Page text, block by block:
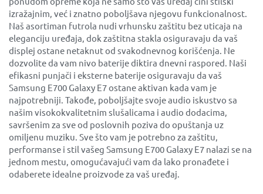
izražajnim, već i znatno poboljšava njegovu funkcionalnost.
Naš asortiman futrola nudi vrhunsku zaštitu bez uticaja na
eleganciju uređaja, dok zaštitna stakla osiguravaju da vaš
displej ostane netaknut od svakodnevnog korišćenja. Ne
dozvolite da vam nivo baterije diktira dnevni raspored. Naši
efikasni punjači i eksterne baterije osiguravaju da vaš
Samsung E700 Galaxy E7 ostane aktivan kada vam je
najpotrebniji. Takođe, poboljšajte svoje audio iskustvo sa
našim visokokvalitetnim slušalicama i audio dodacima,
savršenim za sve od poslovnih poziva do opuštanja uz
omiljenu muziku. Sve što vam je potrebno za zaštitu,
performanse i stil vašeg Samsung E700 Galaxy E7 nalazi se na
jednom mestu, omogućavajući vam da lako pronađete i
odaberete idealne proizvode za vaš uređaj.